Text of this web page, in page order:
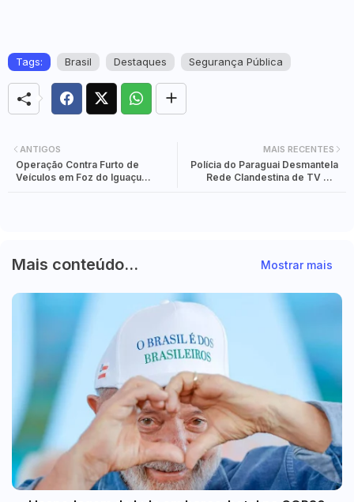
Tags: Brasil Destaques Segurança Pública
MAIS RECENTES
Polícia do Paraguai Desmantela
Rede Clandestina de TV em
ANTIGOS
Operação Contra Furto de
Veículos em Foz do Iguaçu
Mais conteúdo... Mostrar mais